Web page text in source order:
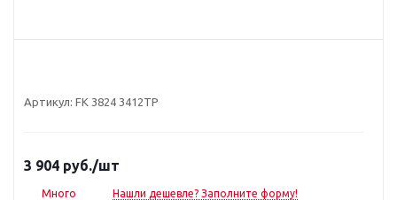
Артикул: FK 3824 3412TP
3 904 руб./шт
Много Нашли дешевле? Заполните форму!